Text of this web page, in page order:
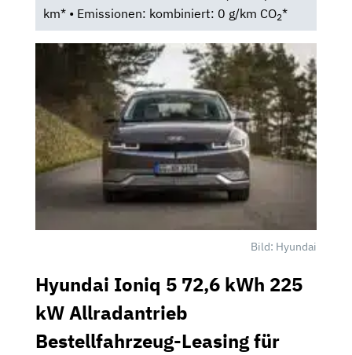
km* • Emissionen: kombiniert: 0 g/km CO2*
Bild: Hyundai
Hyundai Ioniq 5 72,6 kWh 225
kW Allradantrieb
Bestellfahrzeug-Leasing für